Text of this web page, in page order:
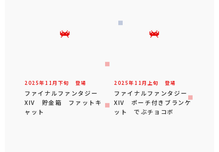
2025年 11 月 下旬 登場
ファイナルファンタジー
XIV 貯金箱 ファットキ
ャット
2025年 11 月 上旬 登場
ファイナルファンタジー
XIV ポーチ付きブランケ
ット でぶチョコボ